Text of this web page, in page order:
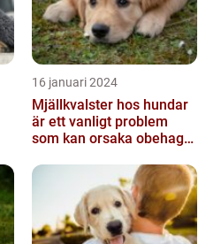
16 januari 2024
Mjällkvalster hos hundar
är ett vanligt problem
som kan orsaka obehag
hunden...